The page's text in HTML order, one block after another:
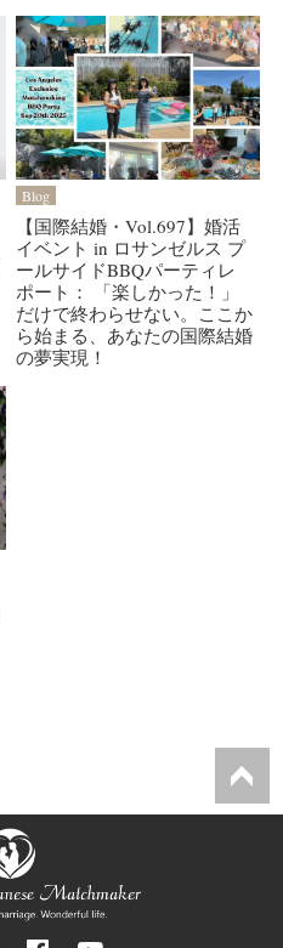
Blog
【国際結婚・Vol.697】婚活
イベント in ロサンゼルス プ
ールサイドBBQパーティレ
ポート： 「楽しかった！」
だけで終わらせない。ここか
ら始まる、あなたの国際結婚
の夢実現！